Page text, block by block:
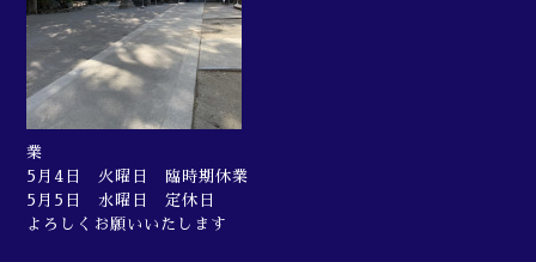
業
5月4日 火曜日 臨時期休業
5月5日 水曜日 定休日
よろしくお願いいたします